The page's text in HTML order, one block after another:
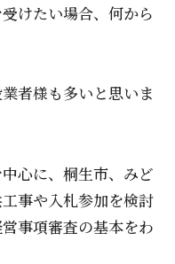
けたい場合、何から
者様も多いと思いま
心に、桐生市、みど
事や入札参加を検討
事項審査の基本をわ